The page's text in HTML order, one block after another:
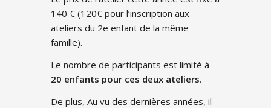
140 € (120€ pour l’inscription aux
ateliers du 2e enfant de la même
famille).
Le nombre de participants est limité à
20 enfants pour ces deux ateliers.
De plus, Au vu des dernières années, il